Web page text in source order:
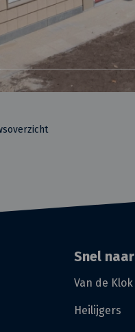
Snel naar
Van de Klok
Heilijgers